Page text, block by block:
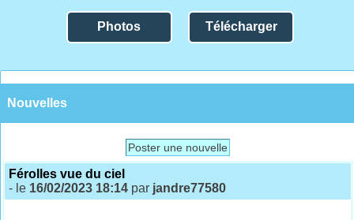
Photos Télécharger
Nouvelles
Poster une nouvelle
Férolles vue du ciel
- le 16/02/2023 18:14 par jandre77580